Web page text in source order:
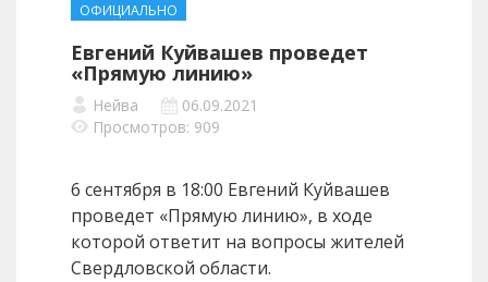
ОФИЦИАЛЬНО
Евгений Куйвашев проведет
«Прямую линию»
Нейва
06.09.2021
Просмотров: 909
6 сентября в 18:00 Евгений Куйвашев
проведет «Прямую линию», в ходе
которой ответит на вопросы жителей
Свердловской области.